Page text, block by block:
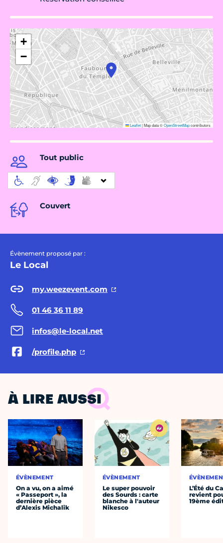
+
−
Leaflet|Map data ©OpenStreetMapcontributors
Tout public
Couvert
Évènement proposé par :
Le Local
my.weezevent.com
01 46 36 11 89
infos@le-local.net
/profile.php
À LIRE AUSSI
ÉVÈNEMENT
On a vu, on a aimé
« Passeport », la
dernière pièce
d’Alexis Michalik
ÉVÈNEMENT
Le super pouvoir
des Sourds : carte
blanche à l'auteur
Nikesco
L’Été du
revient
19ème